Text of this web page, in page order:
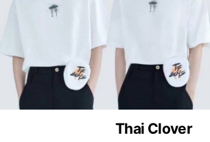
Thai Clover